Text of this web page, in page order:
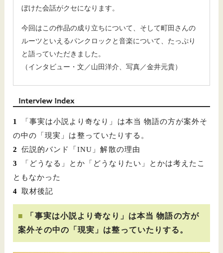
ぼけた会話がクセになります。
今回はこの作品の成り立ちについて、そして町田さんの
ルーツといえるパンクロックと音楽について、たっぷり
と語っていただきました。
（インタビュー・文／山田洋介、写真／金井元貴）
「事実は小説より奇なり」は本当 物語の方が案外そ
の中の「現実」は整っていたりする。
伝説的バンド「INU」解散の理由
「どうなる」とか「どうなりたい」とかは考えたこ
ともなかった
取材後記
「事実は小説より奇なり」は本当 物語の方が
案外その中の「現実」は整っていたりする。